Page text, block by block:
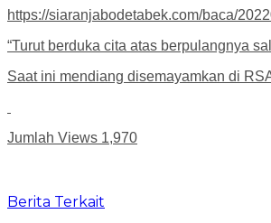
https://siaranjabodetabek.com/baca/
“Turut berduka cita atas berpulangnya
Saat ini mendiang disemayamkan di
Jumlah Views 1,970
Berita Terkait